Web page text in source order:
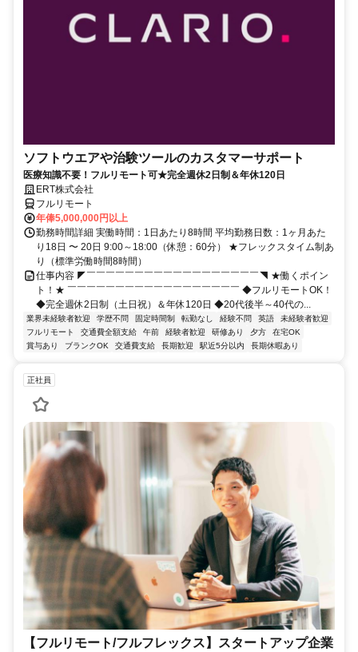
ソフトウエアや治験ツールのカスタマーサポート
医療知識不要！フルリモート可★完全週休2日制＆年休120日
ERT株式会社
フルリモート
年俸5,000,000円以上
勤務時間詳細 実働時間：1日あたり8時間 平均勤務日数：1ヶ月あた
り18日 〜 20日 9:00～18:00（休憩：60分） ★フレックスタイム制あ
り（標準労働時間8時間）
仕事内容 ◤￣￣￣￣￣￣￣￣￣￣￣￣￣￣￣￣￣￣◥ ★働くポイン
ト！★ ￣￣￣￣￣￣￣￣￣￣￣￣￣￣￣￣￣￣ ◆フルリモートOK！
◆完全週休2日制（土日祝）＆年休120日 ◆20代後半～40代の...
業界未経験者歓迎 学歴不問 固定時間制 転勤なし 経験不問 英語
未経験者歓迎
フルリモート
交通費全額支給 午前 経験者歓迎 研修あり 夕方
在宅OK
賞与あり
ブランクOK 交通費支給 長期歓迎 駅近5分以内 長期休暇あり
正社員
【フルリモート/フルフレックス】スタートアップ企業